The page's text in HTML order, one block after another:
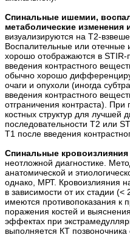
Спинальные ишемии,
метаболические изменения
визуализируются на Т2-
Воспалительные или отечные
хорошо отображаются в STIR-
введения контрастного
обычно хорошо
очаги и опухоли (иногда
введения контрастного
отграничения контраста).
костных структур для
последовательности Т2 или
Т1 после введения
Спинальные кровоизлияния
неотложной диагностике.
анатомической и
однако, МРТ. Кровоизлияния
в зависимости от их стадии
имеются противопоказания к
поражения костей и
эффектах при
выполняется КТ позвоночника